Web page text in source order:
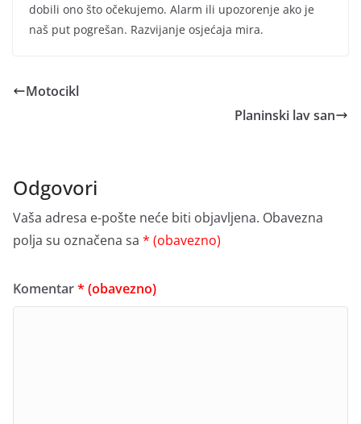
dobili ono što očekujemo. Alarm ili upozorenje ako je
naš put pogrešan. Razvijanje osjećaja mira.
Motocikl
Planinski lav san
Odgovori
Vaša adresa e-pošte neće biti objavljena. Obavezna
polja su označena sa * (obavezno)
Komentar* (obavezno)